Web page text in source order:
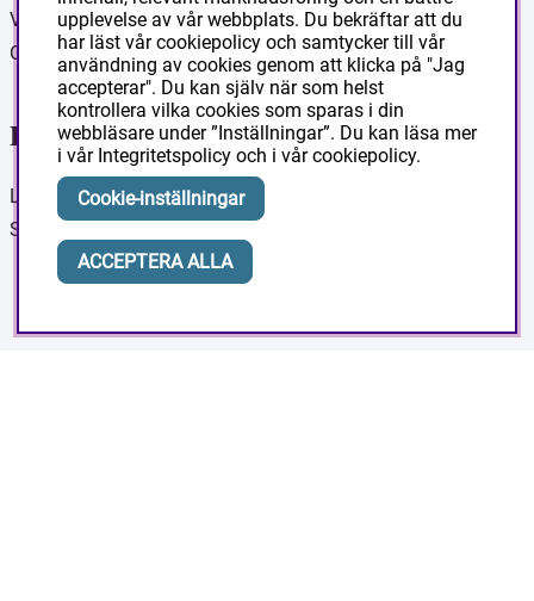
Vanliga frågor
Om Masesgården
Ditt konto
Logga in
Skapa konto
upplevelse av vår webbplats. Du bekräftar att du
har läst vår cookiepolicy och samtycker till vår
användning av cookies genom att klicka på "Jag
accepterar". Du kan själv när som helst
kontrollera vilka cookies som sparas i din
webbläsare under ”Inställningar”. Du kan läsa mer
i vår Integritetspolicy och i vårcookiepolicy.
Cookie-inställningar
ACCEPTERA ALLA